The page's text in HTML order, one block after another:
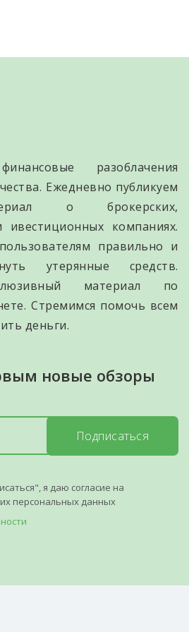
разоблачения
Ежедневно публикуем
о брокерских,
компаниях.
правильно и
утерянные средств.
материал по
Стремимся помочь всем
деньги.
новые обзоры
Подписаться
я даю согласие на
персональных данных